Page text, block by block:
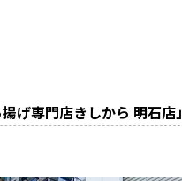
揚げ専門店きしから 明石店」